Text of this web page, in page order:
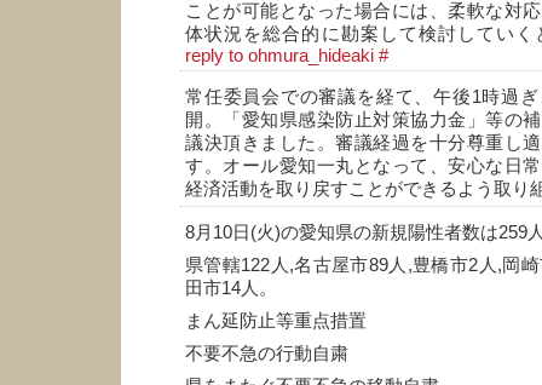
ことが可能となった場合には、柔軟な対
体状況を総合的に勘案して検討してい
reply to ohmura_hideaki #
常任委員会での審議を経て、午後1時過
開。「愛知県感染防止対策協力金」等の
議決頂きました。審議経過を十分尊重し
す。オール愛知一丸となって、安心な日
経済活動を取り戻すことができるよう取り
8月10日(火)の愛知県の新規陽性者数は259
県管轄122人,名古屋市89人,豊橋市2人,岡
田市14人。
まん延防止等重点措置
不要不急の行動自粛